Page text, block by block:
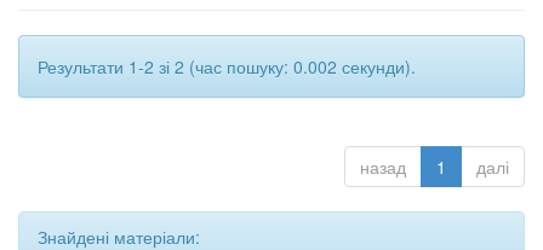
Результати 1-2 зі 2 (час пошуку: 0.002 секунди).
назад 1 далі
Знайдені матеріали: